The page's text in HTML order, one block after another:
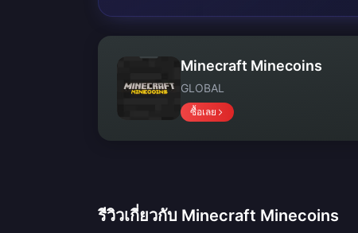
Minecraft Minecoins
GLOBAL
ซื้อเลย
รีวิวเกี่ยวกับ Minecraft Minecoins